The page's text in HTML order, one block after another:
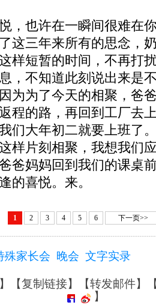
也许在一瞬间很难在
这三年来所有的思念，
样短暂的时间，不再打
，不知道此刻说出来是
为为了今天的相聚，爸
程的路，再回到工厂去
大年初二就要上班了
片刻相聚，我想我们
爸妈妈回到我们的课桌
的喜悦。来。
1 2 3 4 5 6 下一页>>
殊家长会 晚会 文字实录
【复制链接】【转发邮件】
】